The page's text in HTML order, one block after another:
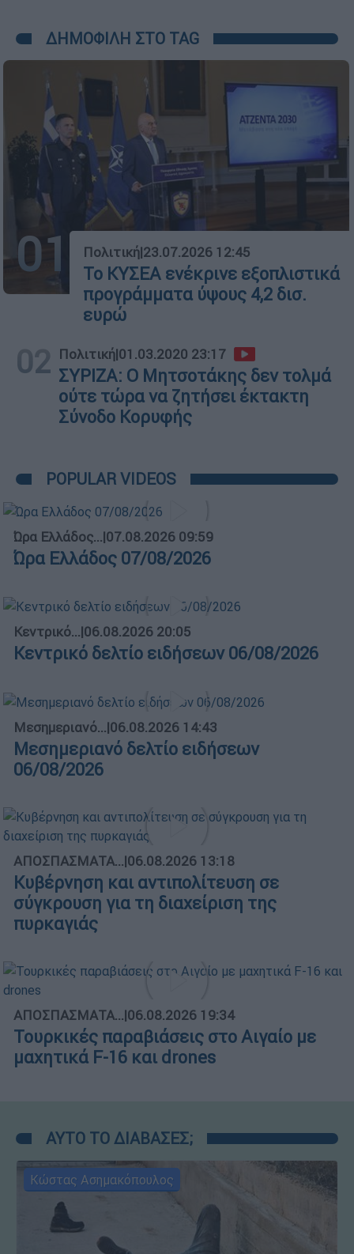
ΔΗΜΟΦΙΛΗ ΣΤΟ TAG
01 Πολιτική|23.07.2026 12:45
Το ΚΥΣΕΑ ενέκρινε εξοπλιστικά
προγράμματα ύψους 4,2 δισ.
ευρώ
02 Πολιτική|01.03.2020 23:17
ΣΥΡΙΖΑ: Ο Μητσοτάκης δεν τολμά
ούτε τώρα να ζητήσει έκτακτη
Σύνοδο Κορυφής
POPULAR VIDEOS
Ώρα Ελλάδος...|07.08.2026 09:59
Ώρα Ελλάδος 07/08/2026
Κεντρικό...|06.08.2026 20:05
Κεντρικό δελτίο ειδήσεων 06/08/2026
Μεσημεριανό...|06.08.2026 14:43
Μεσημεριανό δελτίο ειδήσεων
06/08/2026
ΑΠΟΣΠΑΣΜΑΤΑ...|06.08.2026 13:18
Κυβέρνηση και αντιπολίτευση σε
σύγκρουση για τη διαχείριση της
πυρκαγιάς
ΑΠΟΣΠΑΣΜΑΤΑ...|06.08.2026 19:34
Τουρκικές παραβιάσεις στο Αιγαίο με
μαχητικά F-16 και drones
ΑΥΤΟ ΤΟ ΔΙΑΒΑΣΕΣ;
Κώστας Ασημακόπουλος